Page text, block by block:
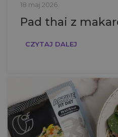
18 maj 2026
Pad thai z
CZYTAJ DALEJ